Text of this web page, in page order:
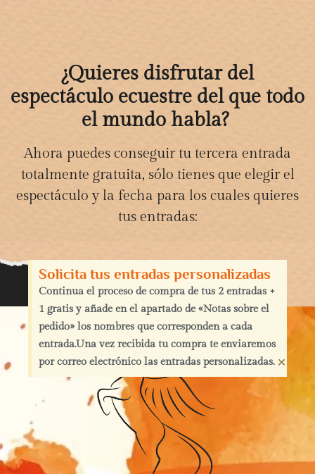
¿Quieres disfrutar del
espectáculo ecuestre del que todo
el mundo habla?
Ahora puedes conseguir tu tercera entrada
totalmente gratuita, sólo tienes que elegir el
espectáculo y la fecha para los cuales quieres
tus entradas:
Solicita tus entradas personalizadas
Continua el proceso de compra de tus 2 entradas +
1 gratis y añade en el apartado de «Notas sobre el
pedido» los nombres que corresponden a cada
entrada.Una vez recibida tu compra te enviaremos
por correo electrónico las entradas personalizadas. ×